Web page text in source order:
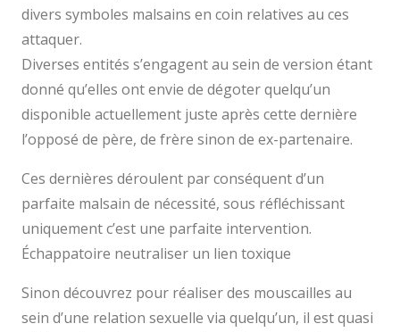
divers symboles malsains en coin relatives au ces
attaquer.
Diverses entités s’engagent au sein de version étant
donné qu’elles ont envie de dégoter quelqu’un
disponible actuellement juste après cette dernière
l’opposé de père, de frère sinon de ex-partenaire.
Ces dernières déroulent par conséquent d’un
parfaite malsain de nécessité, sous réfléchissant
uniquement c’est une parfaite intervention.
Échappatoire neutraliser un lien toxique
Sinon découvrez pour réaliser des mouscailles au
sein d’une relation sexuelle via quelqu’un, il est quasi